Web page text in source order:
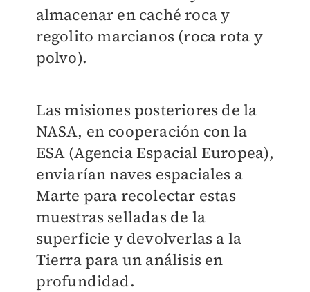
almacenar en caché roca y
regolito marcianos (roca rota y
polvo).
Las misiones posteriores de la
NASA, en cooperación con la
ESA (Agencia Espacial Europea),
enviarían naves espaciales a
Marte para recolectar estas
muestras selladas de la
superficie y devolverlas a la
Tierra para un análisis en
profundidad.